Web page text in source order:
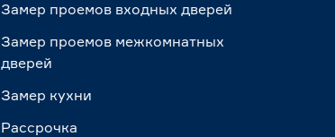
Замер проемов входных дверей
Замер проемов межкомнатных
дверей
Замер кухни
Рассрочка